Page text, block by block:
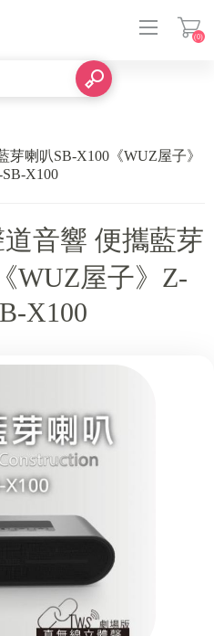
(0)
喇叭SB-X100《WUZ屋子》
SB-X100
音響 便攜藍芽
WUZ屋子》Z-
X100